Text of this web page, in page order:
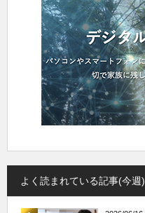
よく読まれている記事(今週)